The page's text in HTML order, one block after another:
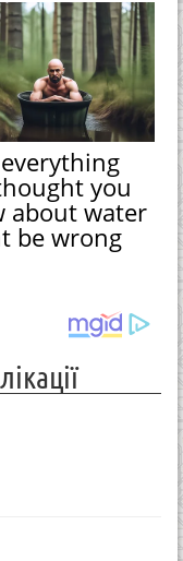
you
about water
be wrong